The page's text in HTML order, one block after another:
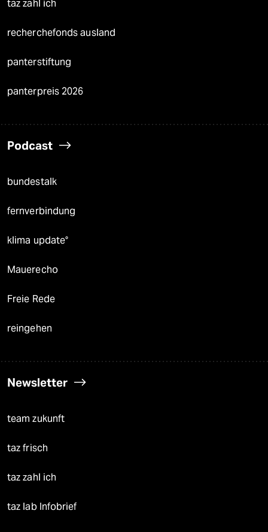
taz zahl ich
recherchefonds ausland
panterstiftung
panterpreis 2026
Podcast
bundestalk
fernverbindung
klima update°
Mauerecho
Freie Rede
reingehen
Newsletter
team zukunft
taz frisch
taz zahl ich
taz lab Infobrief